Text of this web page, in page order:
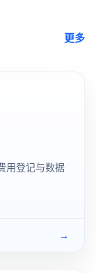
更多
用登记与数据
→